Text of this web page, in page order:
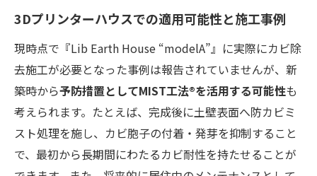
3Dプリンターハウスでの適用可能性と施工事例
現時点で『Lib Earth House “modelA”』に実際にカビ除
去施工が必要となった事例は報告されていませんが、新
築時から予防措置としてMIST工法®を活用する可能性も
考えられます。たとえば、完成後に土壁表面へ防カビミ
スト処理を施し、カビ胞子の付着・発芽を抑制すること
で、最初から長期間にわたるカビ耐性を持たせることが